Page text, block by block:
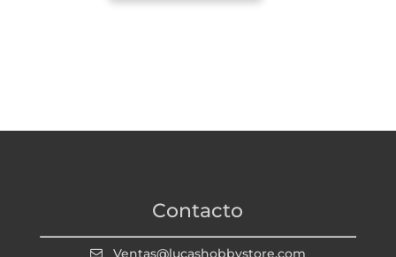
Contacto
Ventas@lucashobbystore.com